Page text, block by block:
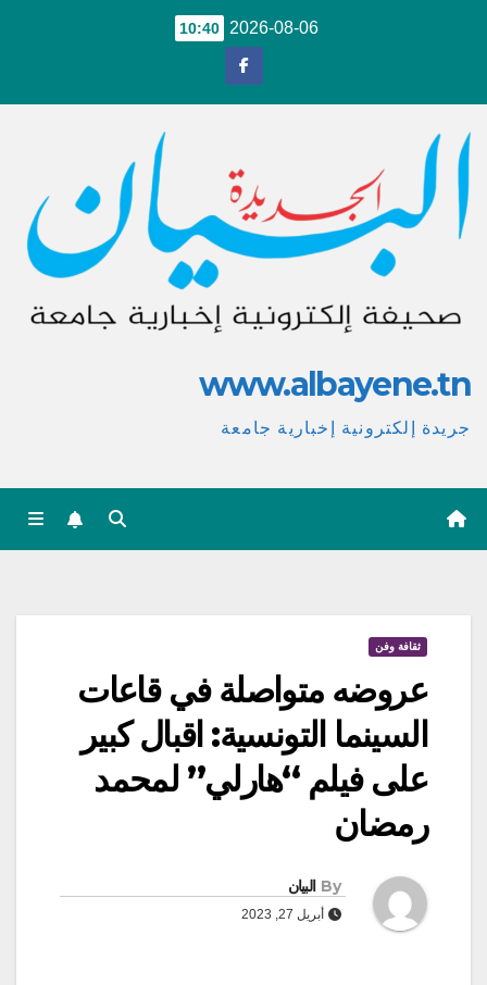
2026-08-06
10:40
www.albayene.tn
جريدة إلكترونية إخبارية جامعة
ثقافة وفن
عروضه متواصلة في قاعات
السينما التونسية: اقبال كبير
على فيلم “هارلي” لمحمد
رمضان
By البيان
أبريل 27, 2023